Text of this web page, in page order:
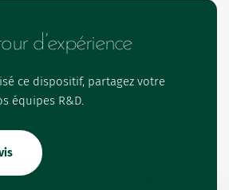
d’expérience
ce dispositif, partagez votre
équipes R&D.